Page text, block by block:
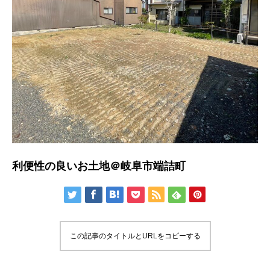
利便性の良いお土地＠岐阜市端詰町
この記事のタイトルとURLをコピーする